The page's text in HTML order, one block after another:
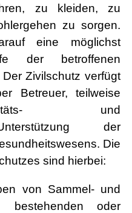
zu kleiden, zu
zu sorgen.
eine möglichst
der betroffenen
Zivilschutz verfügt
Betreuer, teilweise
und
der
Die
sind hierbei:
von Sammel- und
bestehenden oder